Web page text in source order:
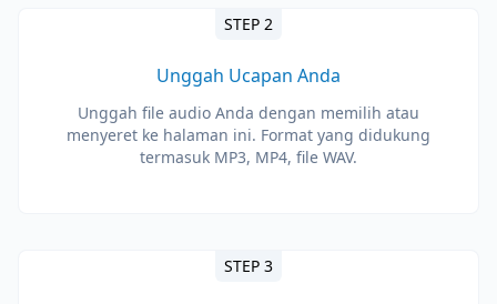
STEP 2
Unggah Ucapan Anda
Unggah file audio Anda dengan memilih atau
menyeret ke halaman ini. Format yang didukung
termasuk MP3, MP4, file WAV.
STEP 3